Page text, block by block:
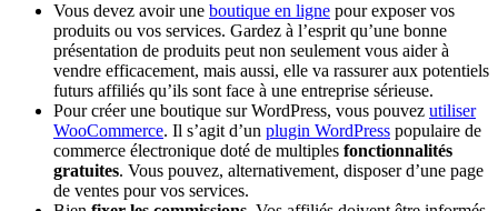
Vous devez avoir une boutique en ligne pour exposer vos
produits ou vos services. Gardez à l’esprit qu’une bonne
présentation de produits peut non seulement vous aider à
vendre efficacement, mais aussi, elle va rassurer aux potentiels
futurs affiliés qu’ils sont face à une entreprise sérieuse.
Pour créer une boutique sur WordPress, vous pouvez utiliser
WooCommerce. Il s’agit d’un plugin WordPress populaire de
commerce électronique doté de multiples fonctionnalités
gratuites. Vous pouvez, alternativement, disposer d’une page
de ventes pour vos services.